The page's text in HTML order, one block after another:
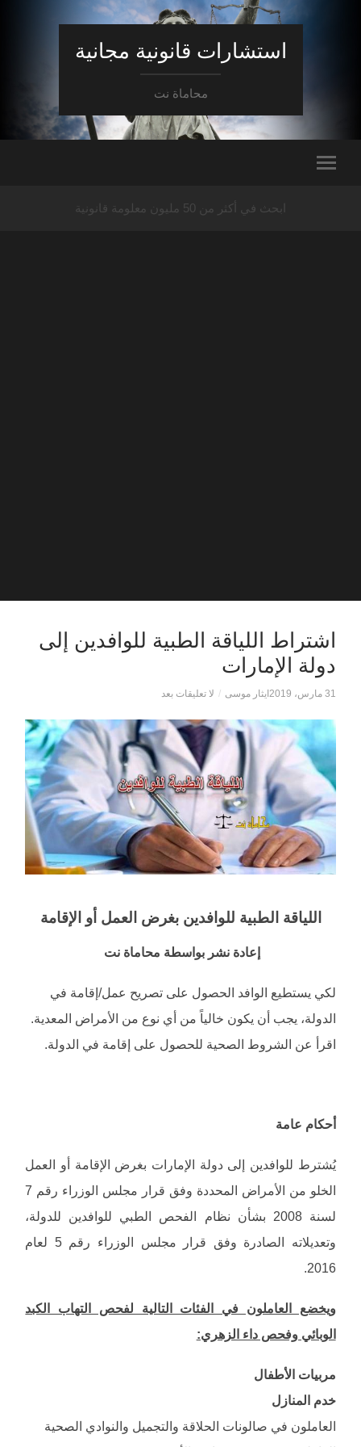
استشارات قانونية مجانية
محاماة نت
ابحث في أكثر من 50 مليون معلومة قانونية
اشتراط اللياقة الطبية للوافدين إلى
دولة الإمارات
31 مارس، 2019 ايثار موسى / لا تعليقات بعد
اللياقة الطبية للوافدين بغرض العمل أو الإقامة
إعادة نشر بواسطة محاماة نت
لكي يستطيع الوافد الحصول على تصريح عمل/إقامة في
الدولة، يجب أن يكون خالياً من أي نوع من الأمراض المعدية.
اقرأ عن الشروط الصحية للحصول على إقامة في الدولة.
أحكام عامة
يُشترط للوافدين إلى دولة الإمارات بغرض الإقامة أو العمل
الخلو من الأمراض المحددة وفق قرار مجلس الوزراء رقم 7
لسنة 2008 بشأن نظام الفحص الطبي للوافدين للدولة،
وتعديلاته الصادرة وفق قرار مجلس الوزراء رقم 5 لعام
2016.
ويخضع العاملون في الفئات التالية لفحص التهاب الكبد
الوبائي وفحص داء الزهري:
مربيات الأطفال
خدم المنازل
العاملون في صالونات الحلاقة والتجميل والنوادي الصحية